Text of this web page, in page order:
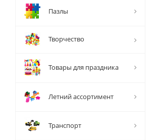
Пазлы
Творчество
Товары для праздника
Летний ассортимент
Транспорт